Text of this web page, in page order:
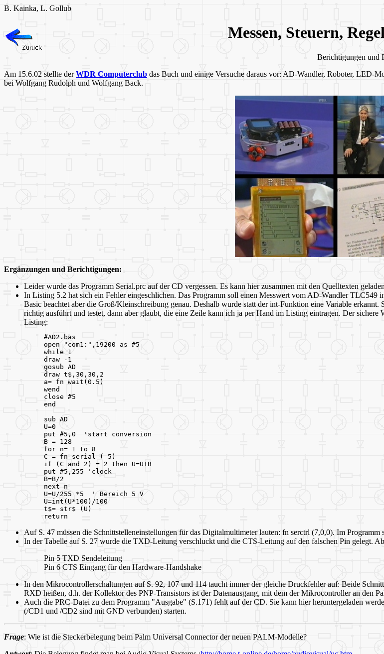
B. Kainka, L. Gollub
Messen, Steuern,
Berichtigungen und
Am 15.6.02 stellte derWDR Computerclub das Buch und einige Versuche daraus vor: AD-Wandler, Roboter,
bei Wolfgang Rudolph und Wolfgang Back.
Ergänzungen und Berichtigungen:
Leider wurde das Programm Serial.prc auf der CD vergessen. Es kann hier zusammen mit den Quelltexten
In Listing 5.2 hat sich ein Fehler eingeschlichen. Das Programm soll einen Messwert vom AD-Wandler
Basic beachtet aber die Groß/Kleinschreibung genau. Deshalb wurde statt der int-Funktion eine Variable
richtig ausführt und testet, dann aber glaubt, die eine Zeile kann ich ja per Hand im Listing eintragen. Der
Listing:
#AD2.bas
open "com1:",19200 as #5
while 1
draw -1
gosub AD
draw t$,30,30,2
a= fn wait(0.5)
wend
close #5
end
sub AD
U=0
put #5,0  'start conversion
B = 128
for n= 1 to 8
C = fn serial (-5)
if (C and 2) = 2 then U=U+B
put #5,255 'clock
B=B/2
next n
U=U/255 *5  ' Bereich 5 V
U=int(U*100)/100
t$= str$ (U)
return
Auf S. 47 müssen die Schnittstelleneinstellungen für das Digitalmultimeter lauten: fn serctrl (7,0,0). Im Programm
In der Tabelle auf S. 27 wurde die TXD-Leitung verschluckt und die CTS-Leitung auf den falschen Pin gelegt.
Pin 5 TXD Sendeleitung
Pin 6 CTS Eingang für den Hardware-Handshake
In den Mikrocontrollerschaltungen auf S. 92, 107 und 114 taucht immer der gleiche Druckfehler auf: Beide
RXD heißen, d.h. der Kollektor des PNP-Transistors ist der Datenausgang, mit dem der Mikrocontroller an den
Auch die PRC-Datei zu dem Programm "Ausgabe" (S.171) fehlt auf der CD. Sie kann hier heruntergeladen
(/CD1 und /CD2 sind mit GND verbunden) starten.
Frage: Wie ist die Steckerbelegung beim Palm Universal Connector der neuen PALM-Modelle?